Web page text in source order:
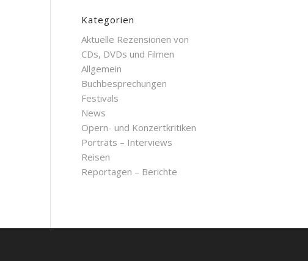
Kategorien
Aktuelle Rezensionen von
CDs, DVDs und Filmen
Allgemein
Buchbesprechungen
Festivals
News
Opern- und Konzertkritiken
Porträts – Interviews
Reisen
Reportagen – Berichte